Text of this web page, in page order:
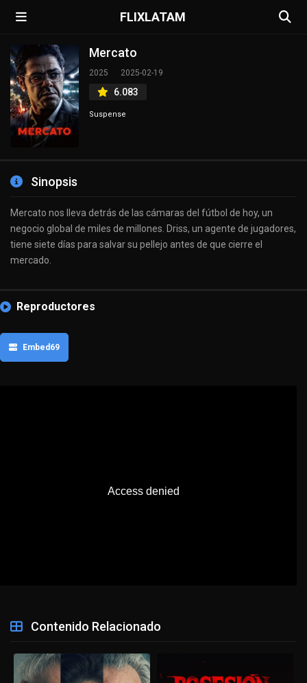
FLIXLATAM
Mercato
2025 2025-02-19
6.083
Suspense
Sinopsis
Mercato nos lleva detrás de las cámaras del fútbol de hoy, un
negocio global de miles de millones. Driss, un agente de jugadores,
tiene siete días para salvar su pellejo antes de que cierre el
mercado.
Reproductores
Embed69
Contenido Relacionado